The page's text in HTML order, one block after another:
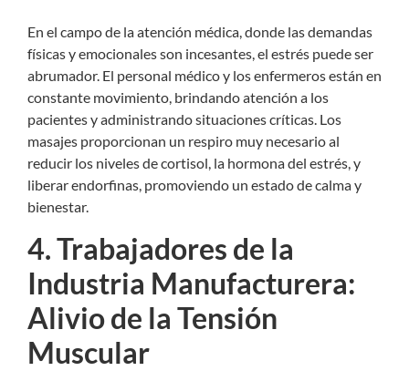
En el campo de la atención médica, donde las demandas
físicas y emocionales son incesantes, el estrés puede ser
abrumador. El personal médico y los enfermeros están en
constante movimiento, brindando atención a los
pacientes y administrando situaciones críticas. Los
masajes proporcionan un respiro muy necesario al
reducir los niveles de cortisol, la hormona del estrés, y
liberar endorfinas, promoviendo un estado de calma y
bienestar.
4. Trabajadores de la
Industria Manufacturera:
Alivio de la Tensión
Muscular